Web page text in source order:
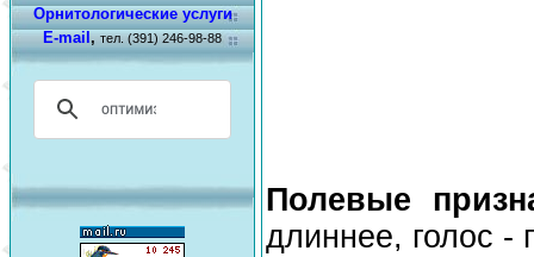
Орнитологические услуги
E-mail,тел. (391) 246-98-88
Полевые
длиннее, голос